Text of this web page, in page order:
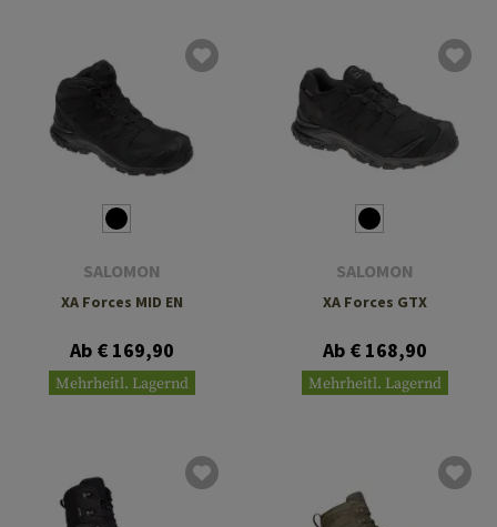
SALOMON
XA Forces MID EN
Ab € 169,90
Mehrheitl. Lagernd
SALOMON
XA Forces GTX
Ab € 168,90
Mehrheitl. Lagernd